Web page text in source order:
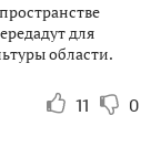
для
области.
11 0